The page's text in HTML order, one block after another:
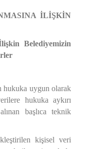
İLİŞKİN
Belediyemizin
hukuka uygun olarak
hukuka aykırı
başlıca teknik
kişisel veri